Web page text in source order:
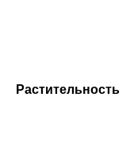
Растительность